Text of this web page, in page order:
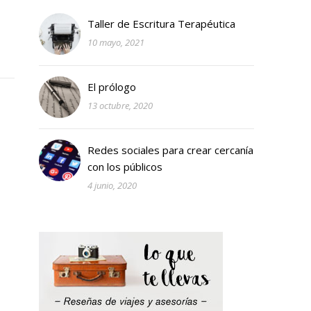
Taller de Escritura Terapéutica
10 mayo, 2021
El prólogo
13 octubre, 2020
Redes sociales para crear cercanía
con los públicos
4 junio, 2020